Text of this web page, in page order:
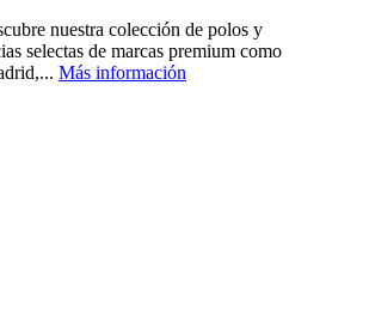
nuestra colección de polos y
selectas de marcas premium como
Más información